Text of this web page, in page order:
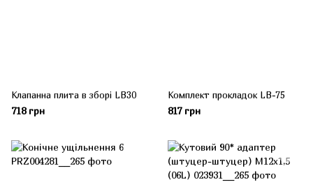
Клапанна плита в зборі LB30
718 грн
Комплект прокладок LB-75
817 грн